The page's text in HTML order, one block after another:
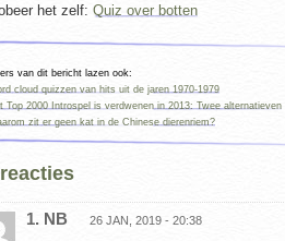
het zelf: Quiz over botten
van dit bericht lazen ook:
cloud quizzen van hits uit de jaren 1970-1979
Top 2000 Introspel is verdwenen in 2013: Twee alternatieven
zit er geen kat in de Chinese dierenriem?
1. NB 26 JAN, 2019 - 20:38